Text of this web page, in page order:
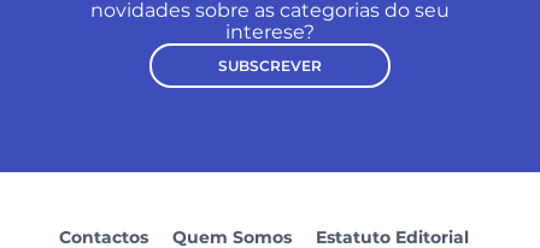
novidades sobre as categorias do seu
interese?
SUBSCREVER
Contactos Quem Somos Estatuto Editorial